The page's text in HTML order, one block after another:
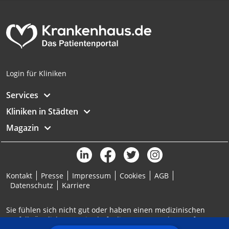
Login für Kliniken
Services
Kliniken in Städten
Magazin
Kontakt Presse Impressum Cookies
AGB
Datenschutz
Karriere
Sie fühlen sich nicht gut oder haben einen medizinischen
Notfall? Ärztlicher Bereitschaftsdienst: 116117 | Notruf: 112
verschiedenen Quellen
Entwicklung und Verbesserung der
Verwendung reduzierter Daten zur Auswahl
IAB-Besonderheiten:
Verwendung genauer Standortdaten
Informationen identifizieren
Nicht-IAB-Verarbeitungszwecke:
Notwendig